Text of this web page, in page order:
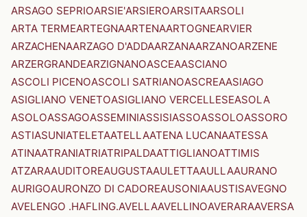
ARSAGO SEPRIOARSIE'ARSIEROARSITAARSOLI
ARTA TERMEARTEGNAARTENAARTOGNEARVIER
ARZACHENAARZAGO D'ADDAARZANAARZANOARZENE
ARZERGRANDEARZIGNANOASCEAASCIANO
ASCOLI PICENOASCOLI SATRIANOASCREAASIAGO
ASIGLIANO VENETOASIGLIANO VERCELLESEASOLA
ASOLOASSAGOASSEMINIASSISIASSOASSOLOASSORO
ASTIASUNIATELETAATELLAATENA LUCANAATESSA
ATINAATRANIATRIATRIPALDAATTIGLIANOATTIMIS
ATZARAAUDITOREAUGUSTAAULETTAAULLAAURANO
AURIGOAURONZO DI CADOREAUSONIAAUSTISAVEGNO
AVELENGO .HAFLING.AVELLAAVELLINOAVERARAAVERSA